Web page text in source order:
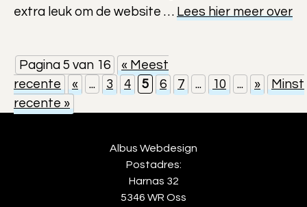
extra leuk om de website … Lees hier meer over
Pagina 5 van 16
« Meest
recente
« ... 3 4 5 6 7 ... 10 ... »
Minst
recente »
Albus Webdesign
Postadres:
Harnas 32
5346 WR Oss